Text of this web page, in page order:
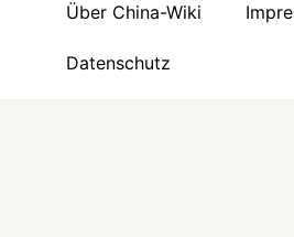
Über China-Wiki
Datenschutz